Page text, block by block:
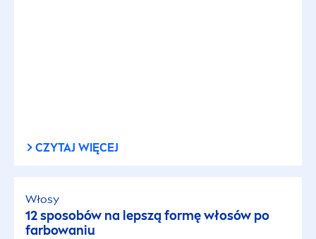
CZYTAJ WIĘCEJ
Włosy
12 sposobów na lepszą formę włosów po
farbowaniu